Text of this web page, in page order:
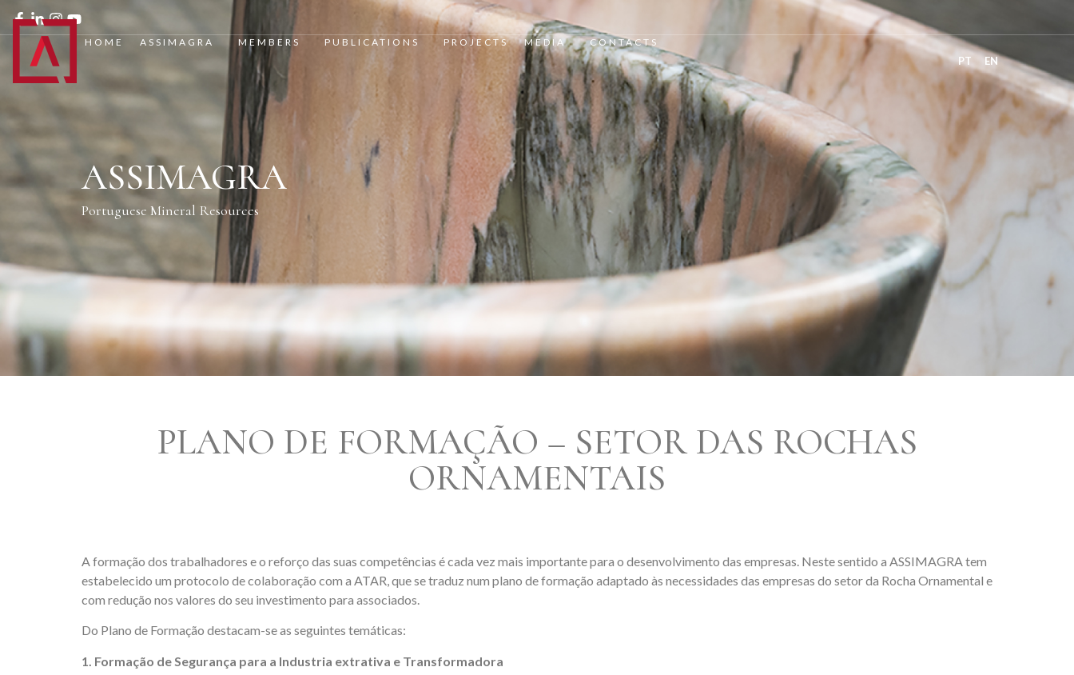
HOME ASSIMAGRA MEMBERS PUBLICATIONS PROJECTS MEDIA CONTACTS
PT EN
ASSIMAGRA
Portuguese Mineral Resources
PLANO DE FORMAÇÃO – SETOR DAS ROCHAS
ORNAMENTAIS
A formação dos trabalhadores e o reforço das suas competências é cada vez mais importante para o desenvolvimento das empresas. Neste sentido a ASSIMAGRA tem
estabelecido um protocolo de colaboração com a ATAR, que se traduz num plano de formação adaptado às necessidades das empresas do setor da Rocha Ornamental e
com redução nos valores do seu investimento para associados.
Do Plano de Formação destacam-se as seguintes temáticas:
1. Formação de Segurança para a Industria extrativa e Transformadora